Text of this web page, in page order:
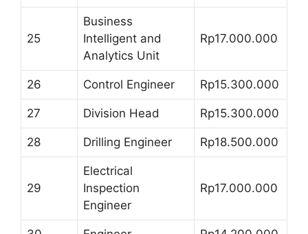
25
Business
Intelligent and
Analytics Unit
Rp17.000.000
26 Control Engineer Rp15.300.000
27 Division Head Rp15.300.000
28 Drilling Engineer Rp18.500.000
29
Electrical
Inspection
Engineer
Rp17.000.000